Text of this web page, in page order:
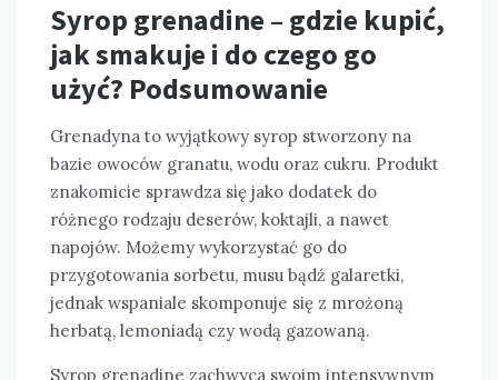
Syrop grenadine – gdzie kupić,
jak smakuje i do czego go
użyć? Podsumowanie
Grenadyna to wyjątkowy syrop stworzony na
bazie owoców granatu, wodu oraz cukru. Produkt
znakomicie sprawdza się jako dodatek do
różnego rodzaju deserów, koktajli, a nawet
napojów. Możemy wykorzystać go do
przygotowania sorbetu, musu bądź galaretki,
jednak wspaniale skomponuje się z mrożoną
herbatą, lemoniadą czy wodą gazowaną.
Syrop grenadine zachwyca swoim intensywnym